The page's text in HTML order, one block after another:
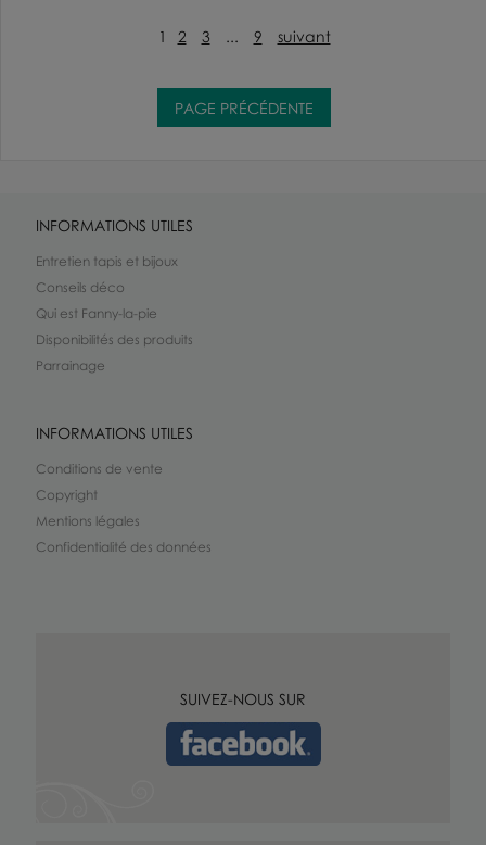
1 2 3 ... 9 suivant
INFORMATIONS UTILES
Entretien tapis et bijoux
Conseils déco
Qui est Fanny-la-pie
Disponibilités des produits
Parrainage
INFORMATIONS UTILES
Conditions de vente
Copyright
Mentions légales
Confidentialité des données
SUIVEZ-NOUS SUR